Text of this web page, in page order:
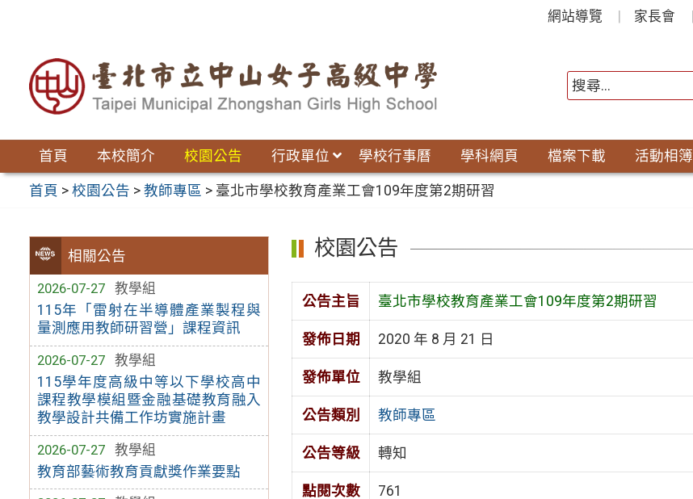
網站導覽 家長會
首頁 本校簡介 校園公告 行政單位 學校行事曆 學科網頁 檔案下載 活動相簿
首頁 >校園公告 >教師專區 > 臺北市學校教育產業工會109年度第2期研習
相關公告
2026-07-27
教學組
115年「雷射在半導體產業製程與
量測應用教師研習營」課程資訊
2026-07-27
教學組
115學年度高級中等以下學校高中
課程教學模組暨金融基礎教育融入
教學設計共備工作坊實施計畫
2026-07-27
教學組
教育部藝術教育貢獻獎作業要點
校園公告
公告主旨 臺北市學校教育產業工會109年度第2期研習
發佈日期 2020 年 8 月 21 日
發佈單位 教學組
公告類別 教師專區
公告等級 轉知
點閱次數 761